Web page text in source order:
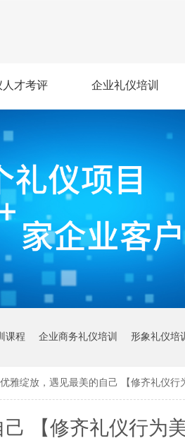
人才考评 企业礼仪培训
课程 企业商务礼仪培训 形象礼仪培
优雅绽放，遇见最美的自己 【修齐礼仪行
【修齐礼仪行为